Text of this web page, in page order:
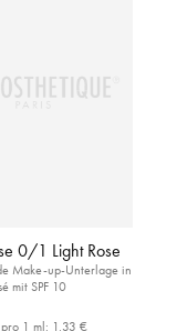
0/1 Light Rose
Make-up-Unterlage in
mit SPF 10
1 ml: 1,33 €